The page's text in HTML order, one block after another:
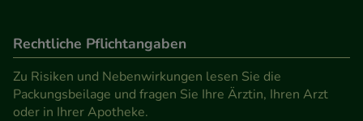
Rechtliche Pflichtangaben
Zu Risiken und Nebenwirkungen lesen Sie die
Packungsbeilage und fragen Sie Ihre Ärztin, Ihren Arzt
oder in Ihrer Apotheke.